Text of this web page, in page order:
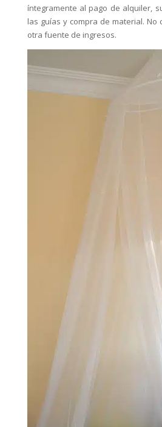
íntegramente al pago de alquiler,
las guías y compra de material. No
otra fuente de ingresos.